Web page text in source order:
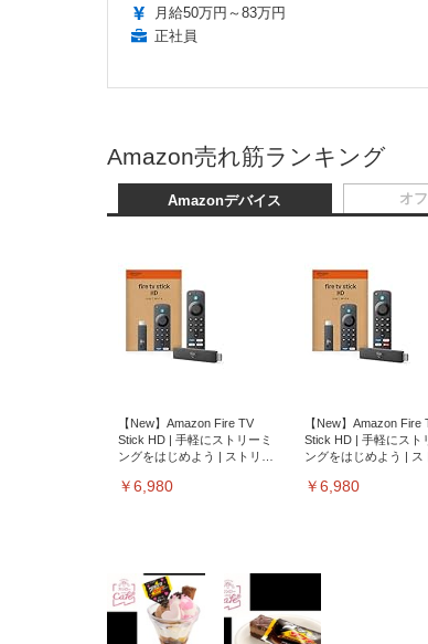
月給50万円～83万円
正社員
Amazon売れ筋ランキング
Amazonデバイス
【New】Amazon Fire TV
Stick HD | 手軽にストリーミ
ングをはじめよう | ストリー
￥6,980
【New】Amazon Fire
Stick HD | 手軽にスト
ングをはじめよう | ス
￥6,980
オ